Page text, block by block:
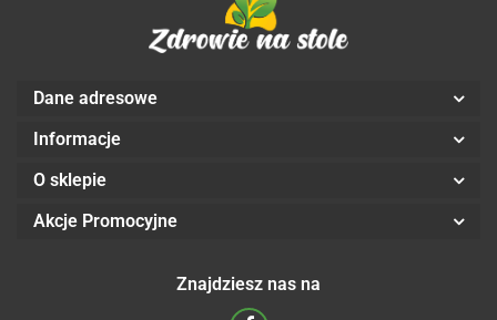
Dane adresowe
Informacje
O sklepie
Akcje Promocyjne
Znajdziesz nas na